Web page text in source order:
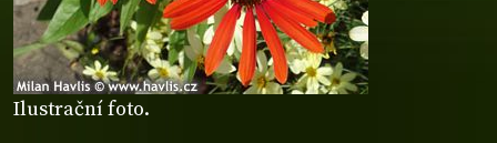
Ilustrační foto.